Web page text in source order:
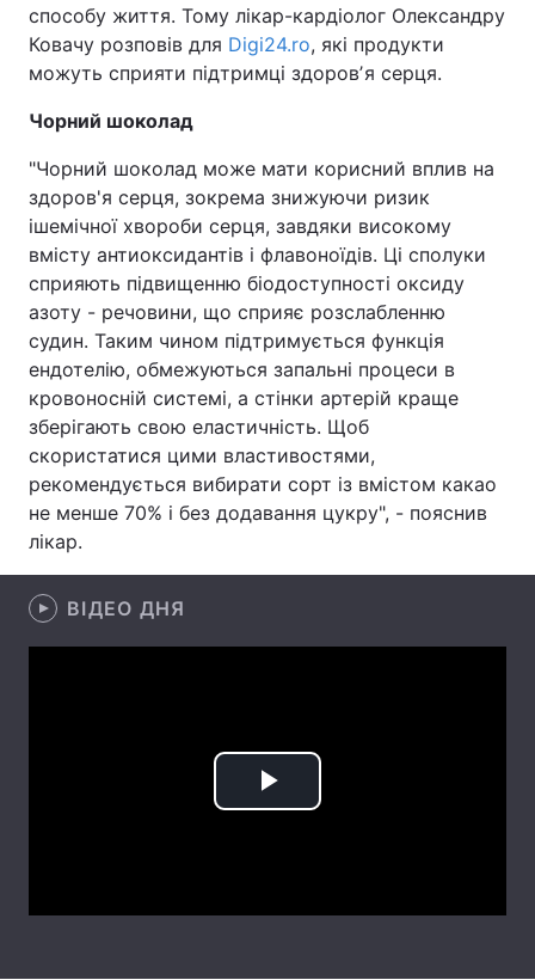
Спорт Наука
Техно і зв'язок Лайт
Здоров'я Туризм
Цікавинки Погода
Екологія Регіони
Лонгріди
Відео з Youtube Статті
Інтерв'ю Думки
Вакансії
Контакти
способу життя. Тому лікар-кардіолог Олександру
Ковачу розповів для Digi24.ro, які продукти
можуть сприяти підтримці здоровʼя серця.
Чорний шоколад
"Чорний шоколад може мати корисний вплив на
здоров'я серця, зокрема знижуючи ризик
ішемічної хвороби серця, завдяки високому
вмісту антиоксидантів і флавоноїдів. Ці сполуки
сприяють підвищенню біодоступності оксиду
азоту - речовини, що сприяє розслабленню
судин. Таким чином підтримується функція
ендотелію, обмежуються запальні процеси в
кровоносній системі, а стінки артерій краще
зберігають свою еластичність. Щоб
скористатися цими властивостями,
рекомендується вибирати сорт із вмістом какао
не менше 70% і без додавання цукру", - пояснив
лікар.
ВІДЕО ДНЯ
Play